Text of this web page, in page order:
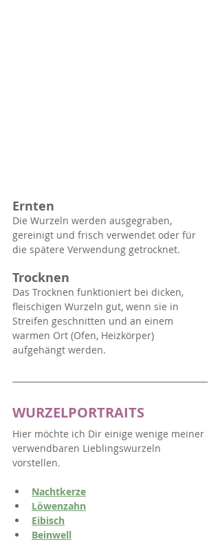
Ernten
Die Wurzeln werden ausgegraben,
gereinigt und frisch verwendet oder für
die spätere Verwendung getrocknet.
Trocknen
Das Trocknen funktioniert bei dicken,
fleischigen Wurzeln gut, wenn sie in
Streifen geschnitten und an einem
warmen Ort (Ofen, Heizkörper)
aufgehängt werden.
WURZELPORTRAITS
Hier möchte ich Dir einige wenige meiner
verwendbaren Lieblingswurzeln
vorstellen.
Nachtkerze
Löwenzahn
Eibisch
Beinwell